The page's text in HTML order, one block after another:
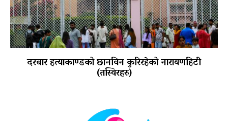
दरबार हत्याकाण्डको छानविन कुरिरहेको नारायणहिटी
(तस्विरहरु)